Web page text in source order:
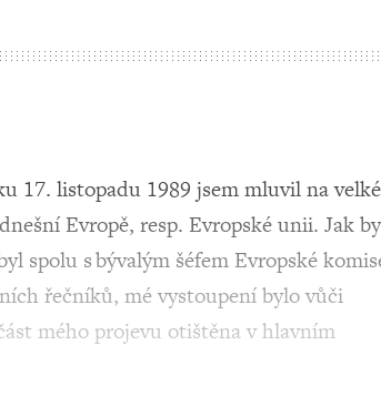
17. listopadu 1989 jsem mluvil na
Evropě, resp. Evropské unii. Jak
spolu s bývalým šéfem Evropské
řečníků, mé vystoupení bylo vůči
mého projevu otištěna v hlavním